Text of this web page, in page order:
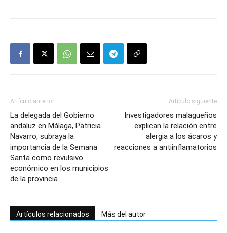
Artículo anterior
La delegada del Gobierno
andaluz en Málaga, Patricia
Navarro, subraya la
importancia de la Semana
Santa como revulsivo
económico en los municipios
de la provincia
Artículo siguiente
Investigadores malagueños
explican la relación entre
alergia a los ácaros y
reacciones a antiinflamatorios
Artículos relacionados Más del autor